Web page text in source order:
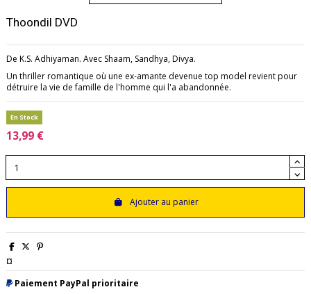
Thoondil DVD
De K.S. Adhiyaman. Avec Shaam, Sandhya, Divya.
Un thriller romantique où une ex-amante devenue top model revient pour
détruire la vie de famille de l'homme qui l'a abandonnée.
En Stock
13,99 €
Ajouter au panier
¤
Paiement PayPal prioritaire